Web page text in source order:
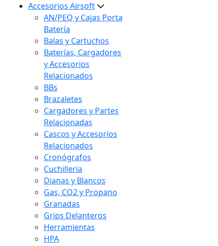
Accesorios Airsoft
AN/PEQ y Cajas Porta
Batería
Balas y Cartuchos
Baterías, Cargadores
y Accesorios
Relacionados
BBs
Brazaletes
Cargadores y Partes
Relacionadas
Cascos y Accesorios
Relacionados
Cronógrafos
Cuchilleria
Dianas y Blancos
Gas, CO2 y Propano
Granadas
Grips Delanteros
Herramientas
HPA